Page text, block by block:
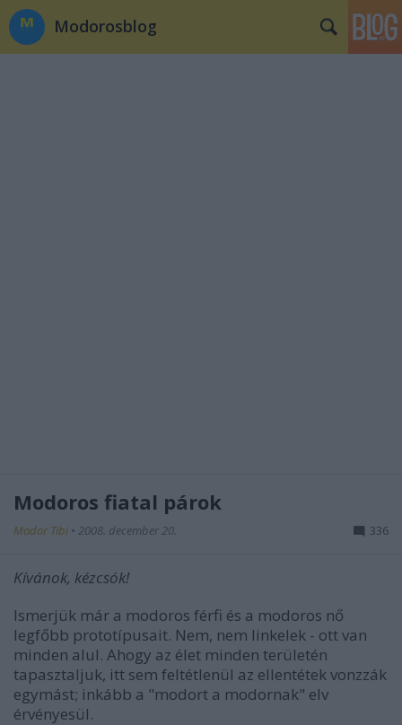
Modorosblog
Modoros fiatal párok
Modor Tibi • 2008. december 20. 336
Kívánok, kézcsók!
Ismerjük már a modoros férfi és a modoros nő
legfőbb prototípusait. Nem, nem linkelek - ott van
minden alul. Ahogy az élet minden területén
tapasztaljuk, itt sem feltétlenül az ellentétek vonzzák
egymást; inkább a "modort a modornak" elv
érvényesül.